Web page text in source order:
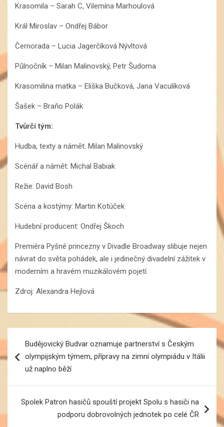
Krasomila – Sarah C, Vilemína Marhoulová
Král Miroslav – Ondřej Bábor
Černorada – Lucia Jagerčíková Nývltová
Půlnočník – Milan Malinovský, Petr Šudoma
Krasomilina matka – Eliška Bučková, Jana Vaculíková
Šašek – Braňo Polák
Tvůrčí tým:
Hudba, texty a námět: Milan Malinovský
Scénář a námět: Michal Babiak
Režie: David Bosh
Scéna a kostýmy: Martin Kotúček
Hudební producent: Ondřej Škoch
Premiéra Pyšné princezny v Divadle Broadway slibuje nejen
návrat do světa pohádek, ale i jedinečný divadelní zážitek v
moderním a hravém muzikálovém pojetí.
Zdroj: Alexandra Hejlová
pro
příspěvek
Budějovický Budvar oznamuje partnerství s Českým
olympijským týmem, přípravy na zimní olympiádu v Itálii
už naplno běží
Spolek Patron hasičů spouští projekt Spolu s hasiči na
podporu dobrovolných jednotek po celé ČR